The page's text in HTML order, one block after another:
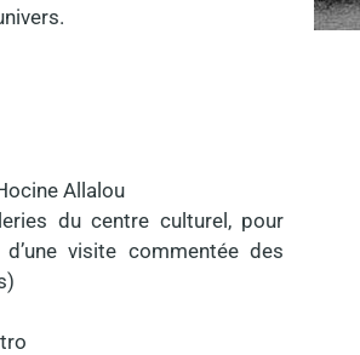
Allalou
du centre culturel, pour
visite commentée des